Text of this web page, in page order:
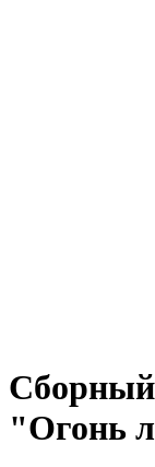
Сборный
"Огонь